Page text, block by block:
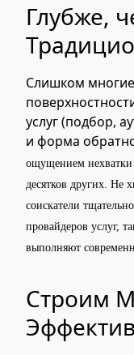
Глубже,
Слишком многие
услуг (подбор,
и форма
ощущением нехватки
десятков других. Не
соискатели
провайдеров услуг,
выполняют
Строим